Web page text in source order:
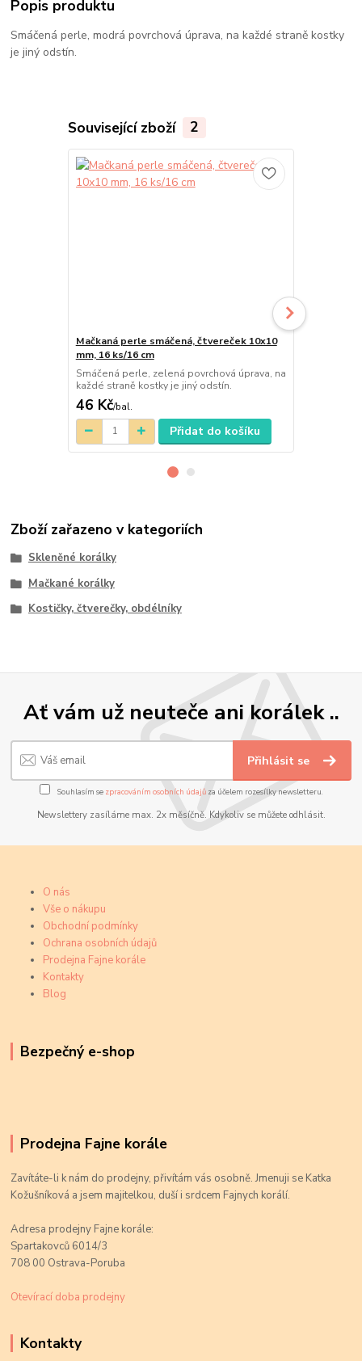
Popis produktu
Smáčená perle, modrá povrchová úprava, na každé straně kostky
je jiný odstín.
Související zboží 2
Mačkaná perle smáčená, čtvereček 10x10
mm, 16 ks/16 cm
Smáčená perle, zelená povrchová úprava, na
každé straně kostky je jiný odstín.
46 Kč/bal.
Přidat do košíku
Zboží zařazeno v kategoriích
Skleněné korálky
Mačkané korálky
Kostičky, čtverečky, obdélníky
Ať vám už neuteče ani korálek ..
Přihlásit se
Souhlasím se zpracováním osobních údajůza účelem rozesílky newsletteru.
Newslettery zasíláme max. 2x měsíčně. Kdykoliv se můžete odhlásit.
O nás
Vše o nákupu
Obchodní podmínky
Ochrana osobních údajů
Prodejna Fajne korále
Kontakty
Blog
Bezpečný e-shop
Prodejna Fajne korále
Zavítáte-li k nám do prodejny, přivítám vás osobně. Jmenuji se Katka
Kožušníková a jsem majitelkou, duší i srdcem Fajnych korálí.
Adresa prodejny Fajne korále:
Spartakovců 6014/3
708 00 Ostrava-Poruba
Otevírací doba prodejny
Kontakty